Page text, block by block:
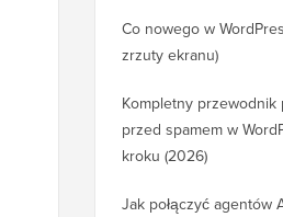
Co nowego w
zrzuty ekranu)
Kompletny
przed spamem w
kroku (2026)
Jak połączyć agentów